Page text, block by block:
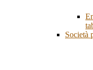
Società